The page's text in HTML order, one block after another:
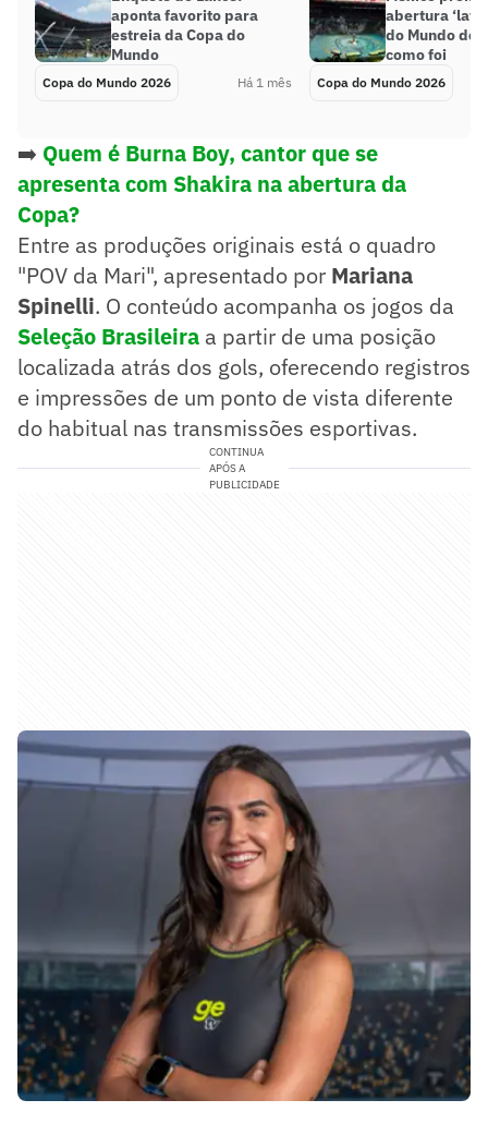
aponta favorito para
estreia da Copa do
Mundo
Copa do Mundo 2026 Há 1 mês
abertura
do Mundo de
como foi
Copa do Mundo 2026
➡️ Quem é Burna Boy, cantor que se
apresenta com Shakira na abertura da
Copa?
Entre as produções originais está o quadro
"POV da Mari", apresentado por Mariana
Spinelli. O conteúdo acompanha os jogos da
Seleção Brasileira a partir de uma posição
localizada atrás dos gols, oferecendo registros
e impressões de um ponto de vista diferente
do habitual nas transmissões esportivas.
CONTINUA
APÓS A
PUBLICIDADE